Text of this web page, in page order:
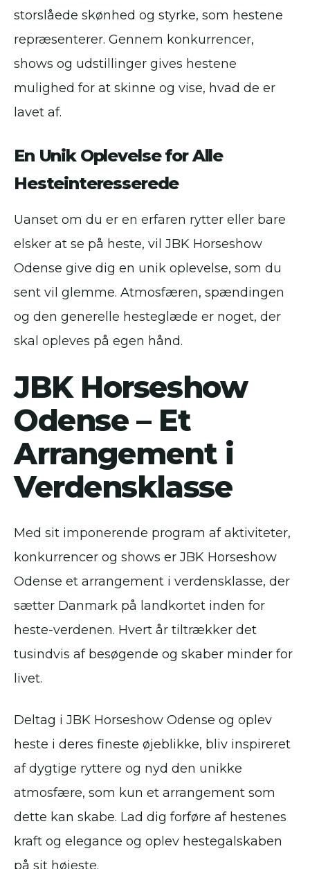
storslåede skønhed og styrke, som hestene
repræsenterer. Gennem konkurrencer,
shows og udstillinger gives hestene
mulighed for at skinne og vise, hvad de er
lavet af.
En Unik Oplevelse for Alle
Hesteinteresserede
Uanset om du er en erfaren rytter eller bare
elsker at se på heste, vil JBK Horseshow
Odense give dig en unik oplevelse, som du
sent vil glemme. Atmosfæren, spændingen
og den generelle hesteglæde er noget, der
skal opleves på egen hånd.
JBK Horseshow
Odense – Et
Arrangement i
Verdensklasse
Med sit imponerende program af aktiviteter,
konkurrencer og shows er JBK Horseshow
Odense et arrangement i verdensklasse, der
sætter Danmark på landkortet inden for
heste-verdenen. Hvert år tiltrækker det
tusindvis af besøgende og skaber minder for
livet.
Deltag i JBK Horseshow Odense og oplev
heste i deres fineste øjeblikke, bliv inspireret
af dygtige ryttere og nyd den unikke
atmosfære, som kun et arrangement som
dette kan skabe. Lad dig forføre af hestenes
kraft og elegance og oplev hestegalskaben
på sit højeste.